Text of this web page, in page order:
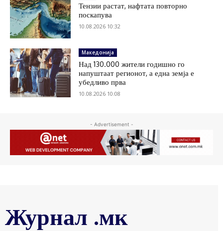
Тензии растат, нафтата повторно
поскапува
10.08.2026 10:32
Македонија
Над 130.000 жители годишно го
напуштаат регионот, а една земја е
убедливо прва
10.08.2026 10:08
- Advertisement -
Журнал .мк